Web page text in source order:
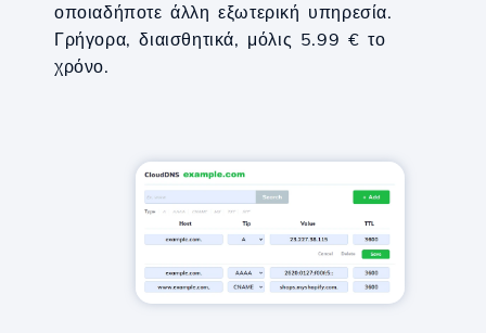
οποιαδήποτε άλλη εξωτερική υπηρεσία.
Γρήγορα, διαισθητικά, μόλις 5.99 € το
χρόνο.